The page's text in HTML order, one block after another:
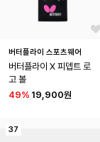
버터플라이 스포츠웨어
버터플라이 X 피뎁트 로
고 볼
49% 19,900원
37